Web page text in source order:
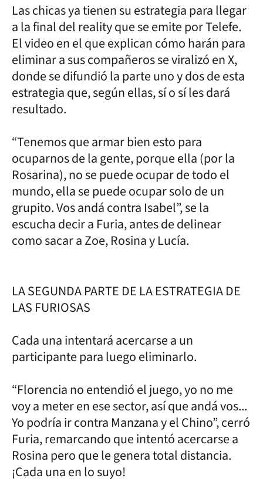
Las chicas ya tienen su estrategia para llegar
a la final del reality que se emite por Telefe.
El video en el que explican cómo harán para
eliminar a sus compañeros se viralizó en X,
donde se difundió la parte uno y dos de esta
estrategia que, según ellas, sí o sí les dará
resultado.
“Tenemos que armar bien esto para
ocuparnos de la gente, porque ella (por la
Rosarina), no se puede ocupar de todo el
mundo, ella se puede ocupar solo de un
grupito. Vos andá contra Isabel”, se la
escucha decir a Furia, antes de delinear
como sacar a Zoe, Rosina y Lucía.
LA SEGUNDA PARTE DE LA ESTRATEGIA DE
LAS FURIOSAS
Cada una intentará acercarse a un
participante para luego eliminarlo.
“Florencia no entendió el juego, yo no me
voy a meter en ese sector, así que andá vos...
Yo podría ir contra Manzana y el Chino”, cerró
Furia, remarcando que intentó acercarse a
Rosina pero que le genera total distancia.
¡Cada una en lo suyo!